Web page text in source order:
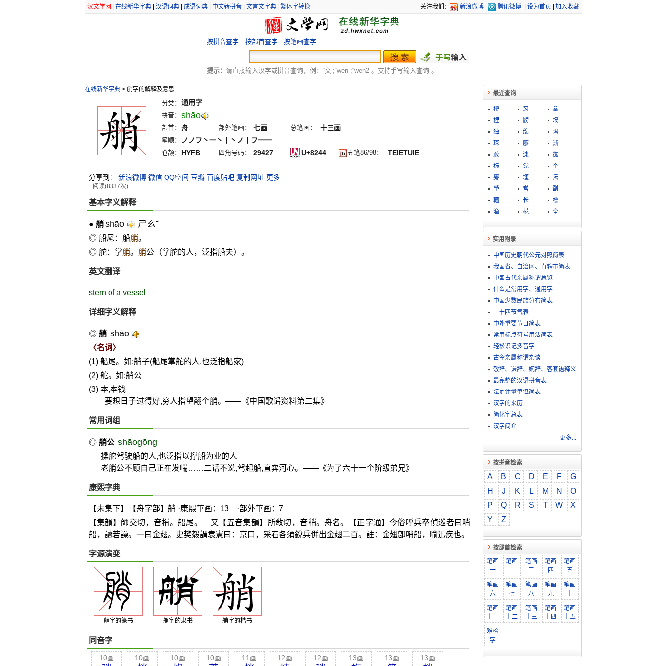
汉文学网 在线新华字典| 汉语词典| 成语词典| 中文转拼音| 文言文字典| 繁体字转换 关注我们： 新浪微博 腾讯微博 设为首页 加入收藏
按拼音查字 按部首查字 按笔画查字
提示： 请直接输入汉字或拼音查询，例：“文”;“wen”;“wen2”。支持手写输入查询 。
在线新华字典 >艄字的解释及意思
分类： 通用字
拼音： shāo
部首： 舟 部外笔画： 七画 总笔画： 十三画
笔顺： ノノフ丶一丶丨丶ノ丨フ一一
仓颉： HYFB 四角号码： 29427 U+8244 五笔86/98： TEIETUIE
分享到： 新浪微博 微信 QQ空间 豆瓣 百度贴吧 复制网址 更多
阅读(8337次)
基本字义解释
● 艄 shāo ㄕㄠˉ
◎ 船尾：船艄。
◎ 舵：掌艄。 艄公（掌舵的人，泛指船夫）。
英文翻译
stern of a vessel
详细字义解释
◎ 艄 shāo
〈名词〉
(1) 船尾。如:艄子(船尾掌舵的人,也泛指船家)
(2) 舵。如:艄公
(3) 本,本钱
要想日子过得好,穷人指望翻个艄。——《中国歌谣资料第二集》
常用词组
◎ 艄公 shāogōng
操舵驾驶船的人,也泛指以撑船为业的人
老艄公不顾自己正在发喘……二话不说,驾起船,直奔河心。——《为了六十一个阶级弟兄》
康熙字典
【未集下】【舟字部】艄 ·康熙筆画：13 ·部外筆画：7
【集韻】師交切，音梢。船尾。 又【五音集韻】所敎切，音稍。舟名。【正字通】今俗呼兵卒偵巡者曰哨
船，讀若譟。一曰金翅。史樊毅謂袁憲曰：京口，采石各須銳兵倂出金翅二百。註：金翅卽哨船，喻迅疾也。
字源演变
艄字的篆书 艄字的隶书 艄字的楷书
同音字
10画 10画 10画 10画 11画 12画 12画 13画 13画 13画
最近查询
摟 习
拳
梩
髈
垵
独
绵
珥
琛
廖
渐
敢
渁
谹
标
党
个
旉
墐
沄
塋
営
副
轀
长
標
渔
椛 全
实用附录
中国历史朝代公元对照简表
我国省、自治区、直辖市简表
中国古代亲属称谓总览
什么是常用字、通用字
中国少数民族分布简表
二十四节气表
中外重要节日简表
常用标点符号用法简表
轻松识记多音字
古今亲属称谓杂谈
敬​辞​、​谦​辞​、​婉​辞​、​客​套​语​释​义
最完整的汉语拼音表
法定计量单位简表
汉字的来历
简化字总表
汉字简介
更多...
按拼音检索
A B C D E F
G
H
J K L M N
O
P
Q R S T W
X
Y
Z
按部首检索
笔画
一
笔画
二
笔画
三
笔画
四
笔画
五
笔画
六
笔画
七
笔画
八
笔画
九
笔画
十
笔画
十一
笔画
十二
笔画
十三
笔画
十四
笔画
十五
难检
字